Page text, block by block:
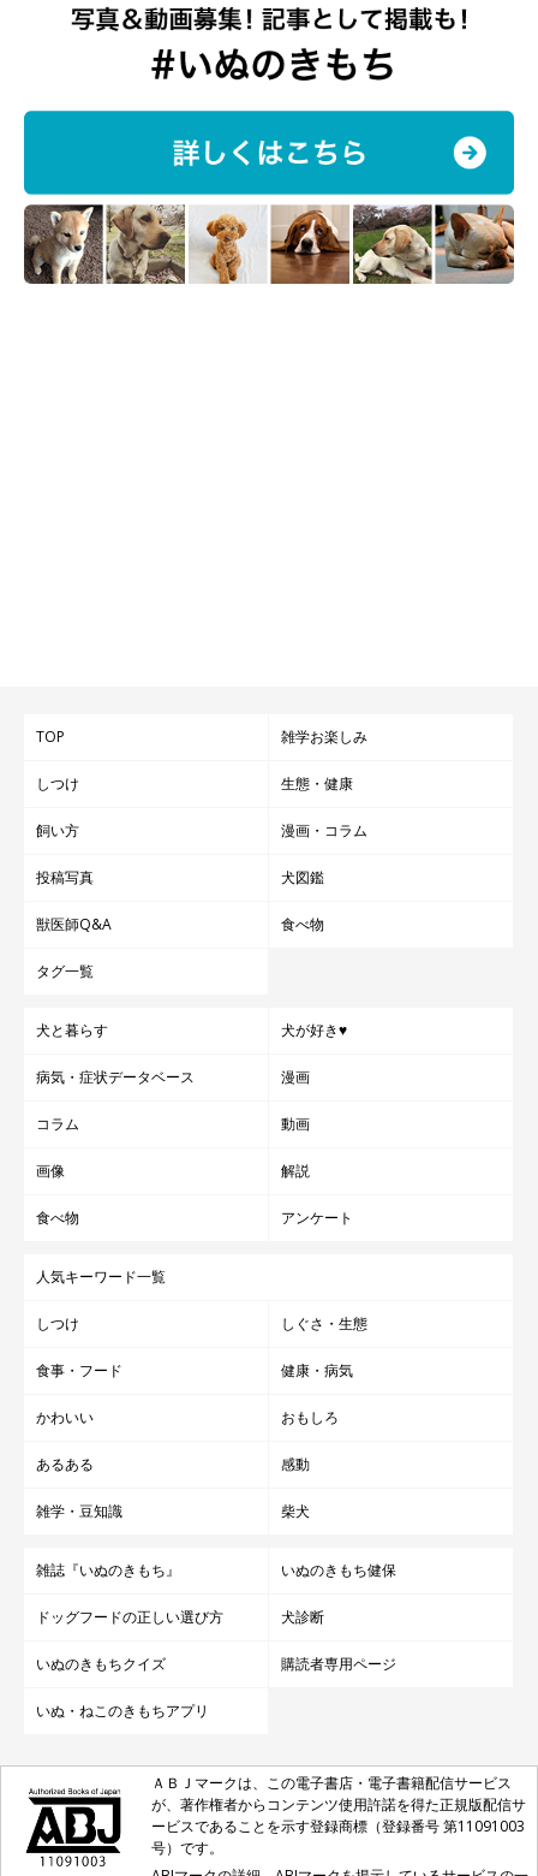
TOP 雑学お楽しみ
しつけ 生態・健康
飼い方 漫画・コラム
投稿写真 犬図鑑
獣医師Q&A 食べ物
タグ一覧
犬と暮らす 犬が好き♥
病気・症状データベース 漫画
コラム 動画
画像 解説
食べ物 アンケート
人気キーワード一覧
しつけ しぐさ・生態
食事・フード 健康・病気
かわいい おもしろ
あるある 感動
雑学・豆知識 柴犬
雑誌『いぬのきもち』 いぬのきもち健保
ドッグフードの正しい選び方 犬診断
いぬのきもちクイズ 購読者専用ページ
いぬ・ねこのきもちアプリ
ＡＢＪマークは、この電子書店・電子書籍配信サービス
が、著作権者からコンテンツ使用許諾を得た正規版配信サ
ービスであることを示す登録商標（登録番号 第11091003
号）です。